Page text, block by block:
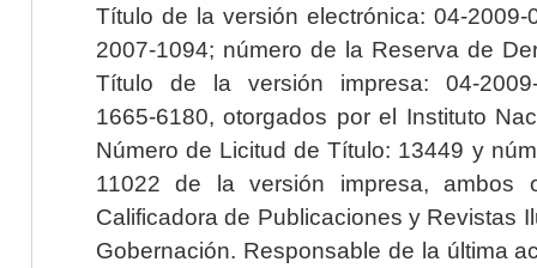
Título de la versión electrónica: 04-2009-
2007-1094; número de la Reserva de
Título de la versión impresa: 04-2009-
1665-6180, otorgados por el Instituto
Número de Licitud de Título: 13449 y
11022 de la versión impresa, ambos
Calificadora de Publicaciones y Revistas
Gobernación. Responsable de la última